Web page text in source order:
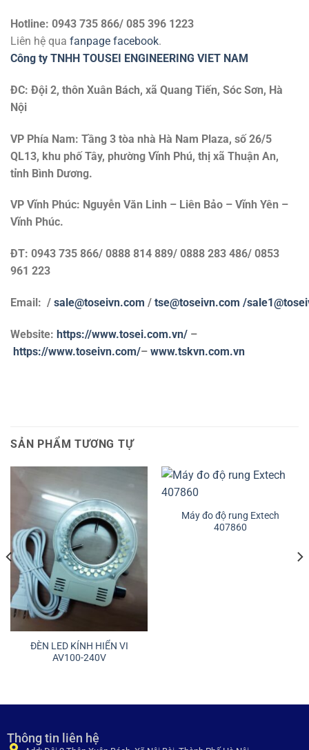
Hotline: 0943 735 866/ 085 396 1223
Liên hệ qua fanpage facebook.
Công ty TNHH TOUSEI ENGINEERING VIET NAM
ĐC: Đội 2, thôn Xuân Bách, xã Quang Tiến, Sóc Sơn, Hà
Nội
VP Phía Nam: Tầng 3 tòa nhà Hà Nam Plaza, số 26/5
QL13, khu phố Tây, phường Vĩnh Phú, thị xã Thuận An,
tỉnh Bình Dương.
VP Vĩnh Phúc: Nguyễn Văn Linh – Liên Bảo – Vĩnh Yên –
Vĩnh Phúc.
ĐT: 0943 735 866/ 0888 814 889/ 0888 283 486/ 0853
961 223
Email: / sale@toseivn.com / tse@toseivn.com /
Website: https://www.tosei.com.vn/ –
https://www.toseivn.com/– www.tskvn.com.vn
SẢN PHẨM TƯƠNG TỰ
ĐÈN LED KÍNH HIỂN VI
AV100-240V
Máy đo độ rung Extech
407860
Thông tin liên hệ